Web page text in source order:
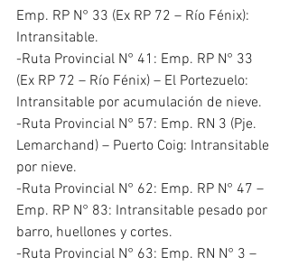
Emp. RP N° 33 (Ex RP 72 – Río Fénix):
Intransitable.
-Ruta Provincial N° 41: Emp. RP N° 33
(Ex RP 72 – Río Fénix) – El Portezuelo:
Intransitable por acumulación de nieve.
-Ruta Provincial N° 57: Emp. RN 3 (Pje.
Lemarchand) – Puerto Coig: Intransitable
por nieve.
-Ruta Provincial N° 62: Emp. RP N° 47 –
Emp. RP N° 83: Intransitable pesado por
barro, huellones y cortes.
-Ruta Provincial N° 63: Emp. RN N° 3 –